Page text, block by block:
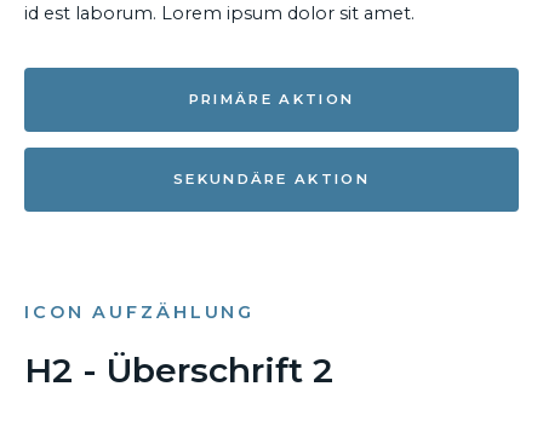
id est laborum. Lorem ipsum dolor sit amet.
PRIMÄRE AKTION
SEKUNDÄRE AKTION
ICON AUFZÄHLUNG
H2 - Überschrift 2